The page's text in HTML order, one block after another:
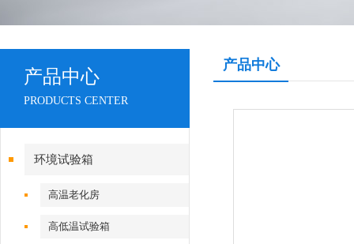
产品中心
PRODUCTS CENTER
环境试验箱
高温老化房
高低温试验箱
产品中心